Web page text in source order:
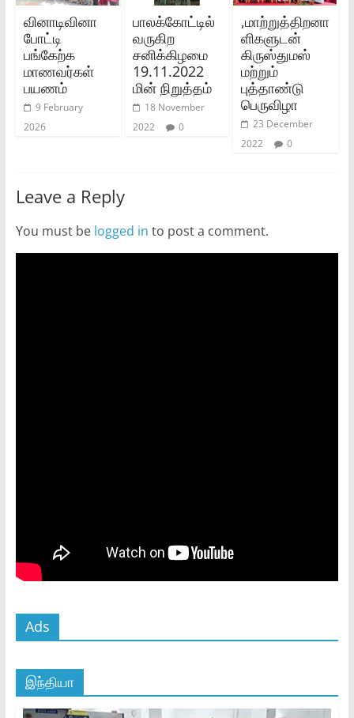
வினாடிவினா
போட்டி
பங்கேற்க
மாணவர்கள்
பயணம்
9 February
2026
பாலக்கோட்டில்
வருகிற
சனிக்கிழமை
19.11.2022
மின் நிறுத்தம்
18 November
2022
0
,மாற்றுத்திறனா
ளிகளுடன்
கிருஸ்துமஸ்
மற்றும்
புத்தாண்டு
பெருவிழா
23 December
2022
0
Leave a Reply
You must be logged in to post a comment.
Ads
இந்தியா